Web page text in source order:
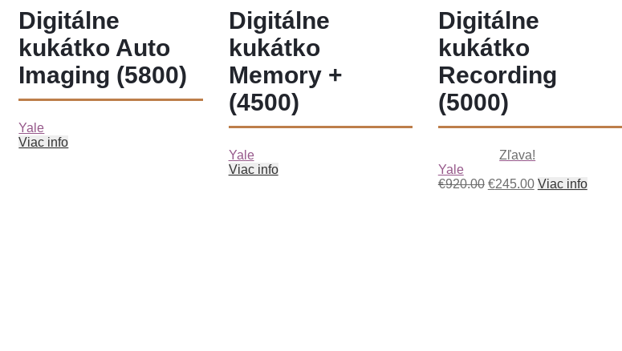
Digitálne
kukátko Auto
Imaging (5800)
Yale
Viac info
Digitálne
kukátko
Memory +
(4500)
Yale
Viac info
Digitálne
kukátko
Recording
(5000)
Zľava!
Yale
€920.00 €245.00 Viac info